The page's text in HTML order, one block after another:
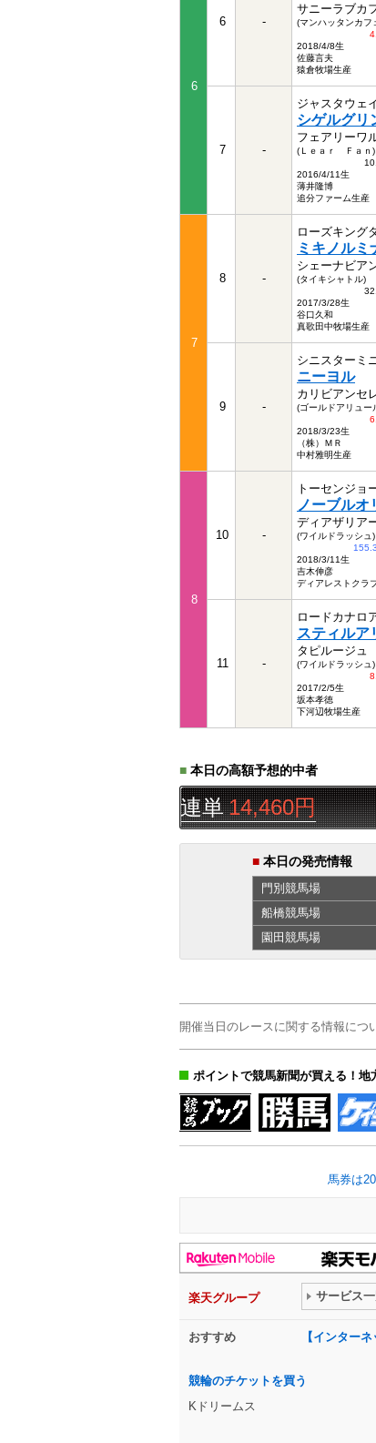
6
6 -
サニーラブカ
(マンハッタンカフ
2018/4/8生
佐藤言夫
猿倉牧場生産
7 -
ジャスタウェ
シゲルグリ
フェアリーワ
(Ｌｅａｒ Ｆａｎ)
2016/4/11生
薄井隆博
追分ファーム生産
7
8 -
ローズキング
ミキノルミ
シェーナビア
(タイキシャトル)
2017/3/28生
谷口久和
真歌田中牧場生産
9 -
シニスターミ
ニーヨル
カリビアンセ
(ゴールドアリュー
2018/3/23生
（株）ＭＲ
中村雅明生産
8
10 -
トーセンジョ
ノーブルオ
ディアザリア
(ワイルドラッシュ)
155.3
2018/3/11生
吉木伸彦
ディアレストクラ
11 -
ロードカナロ
スティルア
タピルージュ
(ワイルドラッシュ)
2017/2/5生
坂本孝徳
下河辺牧場生産
■ 本日の高額予想的中者
14,460円
■ 本日の発売情報
門別競馬場
船橋競馬場
園田競馬場
開催当日のレースに関する情報につ
ポイントで競馬新聞が買える！地
馬券は
楽天グループ サービス
おすすめ 【インター
競輪のチケットを買う
Kドリームス